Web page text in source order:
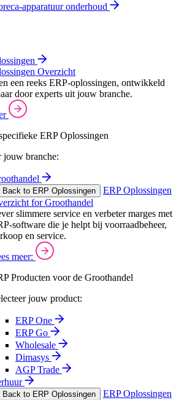
apparatuur onderhoud
Overzicht
een reeks ERP-oplossingen, ontwikkeld
door experts uit jouw branche.
ERP Oplossingen
jouw branche:
Back to ERP Oplossingen
ERP Oplossingen
for Groothandel
slimmere service en verbeter marges met
software die je helpt bij voorraadbeheer,
en service.
meer:
Producten voor de Groothandel
jouw product:
ERP One
ERP Go
Wholesale
Dimasys
AGP Trade
Back to ERP Oplossingen
ERP Oplossingen